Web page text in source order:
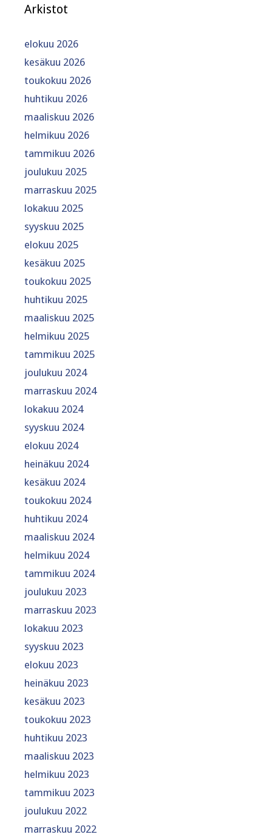
Arkistot
elokuu 2026
kesäkuu 2026
toukokuu 2026
huhtikuu 2026
maaliskuu 2026
helmikuu 2026
tammikuu 2026
joulukuu 2025
marraskuu 2025
lokakuu 2025
syyskuu 2025
elokuu 2025
kesäkuu 2025
toukokuu 2025
huhtikuu 2025
maaliskuu 2025
helmikuu 2025
tammikuu 2025
joulukuu 2024
marraskuu 2024
lokakuu 2024
syyskuu 2024
elokuu 2024
heinäkuu 2024
kesäkuu 2024
toukokuu 2024
huhtikuu 2024
maaliskuu 2024
helmikuu 2024
tammikuu 2024
joulukuu 2023
marraskuu 2023
lokakuu 2023
syyskuu 2023
elokuu 2023
heinäkuu 2023
kesäkuu 2023
toukokuu 2023
huhtikuu 2023
maaliskuu 2023
helmikuu 2023
tammikuu 2023
joulukuu 2022
marraskuu 2022